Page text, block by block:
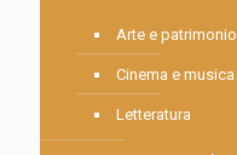
Arte e patrimonio
Cinema e musica
Letteratura